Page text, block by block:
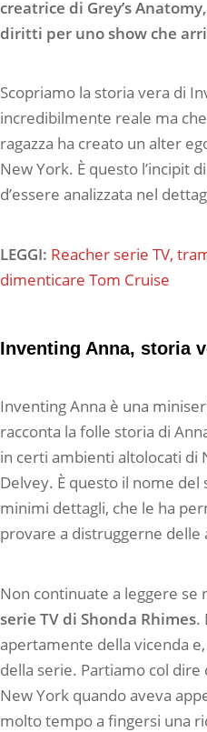
creatrice di Grey’s
diritti per uno show che
Scopriamo la storia vera di
incredibilmente reale ma
ragazza ha creato un alter
New York. È questo l’incipit
d’essere analizzata nel
LEGGI: Reacher serie TV,
dimenticare Tom Cruise
Inventing Anna, storia
Inventing Anna è una
racconta la folle storia di
in certi ambienti altolocati di
Delvey. È questo il nome
minimi dettagli, che le ha
provare a distruggerne delle
Non continuate a leggere se
serie TV di Shonda Rhimes.
apertamente della vicenda
della serie. Partiamo col dire
New York quando aveva
molto tempo a fingersi una